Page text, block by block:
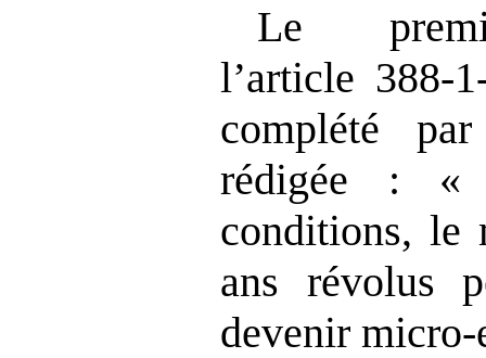
Le
l’article
complété
rédigée : «
conditions, le
ans révolus
devenir